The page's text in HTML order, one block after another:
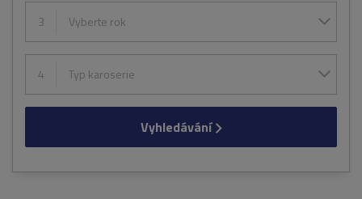
3 Vyberte rok
4 Typ karoserie
Vyhledávání